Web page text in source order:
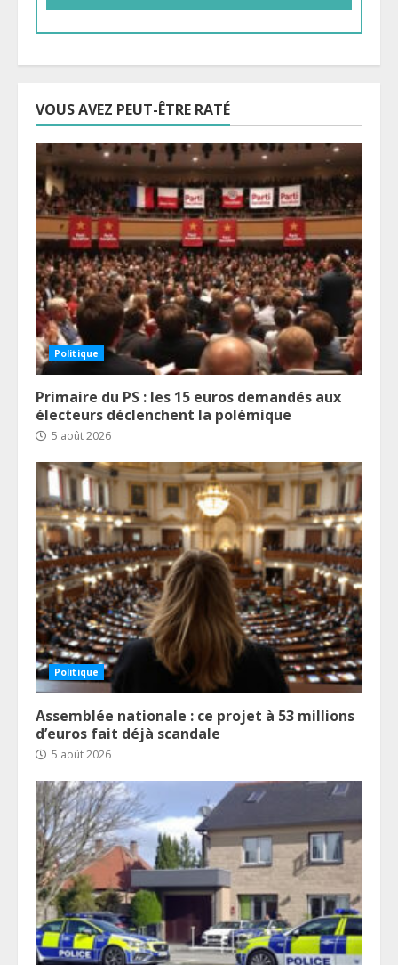
VOUS AVEZ PEUT-ÊTRE RATÉ
Politique
Primaire du PS : les 15 euros demandés aux
électeurs déclenchent la polémique
5 août 2026
Politique
Assemblée nationale : ce projet à 53 millions
d’euros fait déjà scandale
5 août 2026